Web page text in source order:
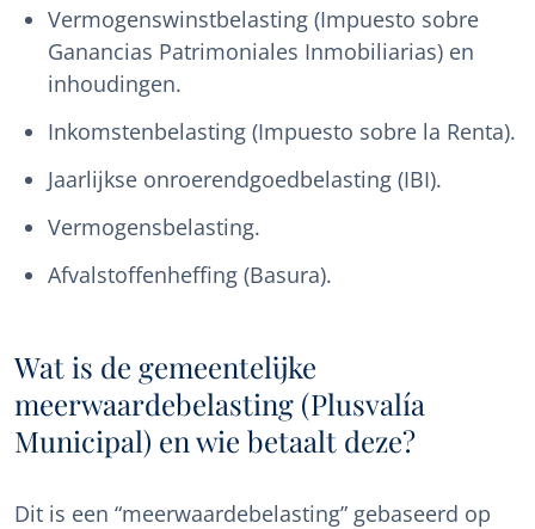
Vermogenswinstbelasting (Impuesto sobre
Ganancias Patrimoniales Inmobiliarias) en
inhoudingen.
Inkomstenbelasting (Impuesto sobre la Renta).
Jaarlijkse onroerendgoedbelasting (IBI).
Vermogensbelasting.
Afvalstoffenheffing (Basura).
Wat is de gemeentelijke
meerwaardebelasting (Plusvalía
Municipal) en wie betaalt deze?
Dit is een “meerwaardebelasting” gebaseerd op